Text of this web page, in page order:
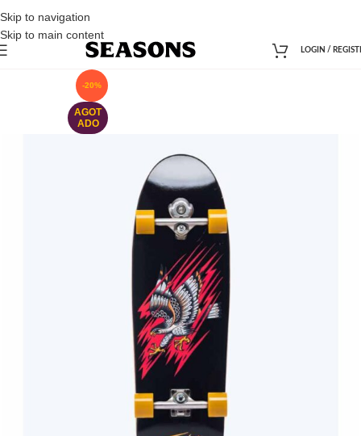
Skip to navigation
Skip to main content
LOGIN /
-20%
AGOT
ADO